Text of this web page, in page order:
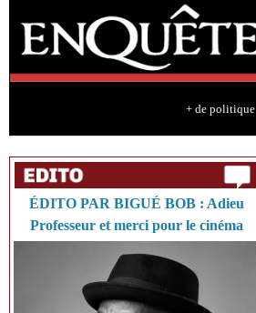
+ de politique
ÉDITO PAR BIGUÉ BOB : Adieu
Professeur et merci pour le cinéma